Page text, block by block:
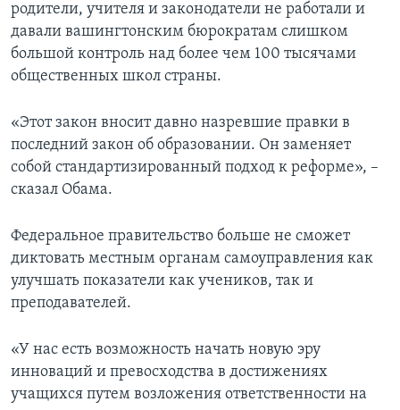
родители, учителя и законодатели не работали и
давали вашингтонским бюрократам слишком
большой контроль над более чем 100 тысячами
общественных школ страны.
«Этот закон вносит давно назревшие правки в
последний закон об образовании. Он заменяет
собой стандартизированный подход к реформе», –
сказал Обама.
Федеральное правительство больше не сможет
диктовать местным органам самоуправления как
улучшать показатели как учеников, так и
преподавателей.
«У нас есть возможность начать новую эру
инноваций и превосходства в достижениях
учащихся путем возложения ответственности на